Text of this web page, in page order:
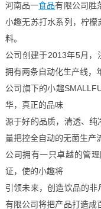
河南品一食品有限公司胜
小趣无苏打水系列，柠
料。
公司创建于2013年5月，
拥有两条自动化生产线，
公司旗下的小趣
华，真正的品味
源于好的品质，清透、
量把控全自动的无菌生产
公司拥有一只卓越的管
证，使的小趣将
引领未来，创造饮品的
有限公司将把产品打造成